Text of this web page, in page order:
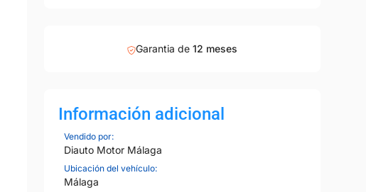
Garantia de 12 meses
Información adicional
Vendido por:
Diauto Motor Málaga
Ubicación del vehículo:
Málaga